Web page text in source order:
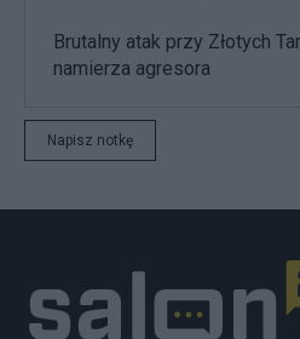
Brutalny atak przy Złotych
namierza agresora
Napisz notkę